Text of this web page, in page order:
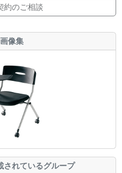
約のご相談
画像集
されているグループ